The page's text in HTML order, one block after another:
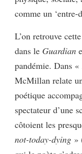
comme un ‘entre-
L’on retrouve
dans le Guardian
pandémie. Dans
McMillan relate
poétique
spectateur d’une
côtoient les
not-today-dying »